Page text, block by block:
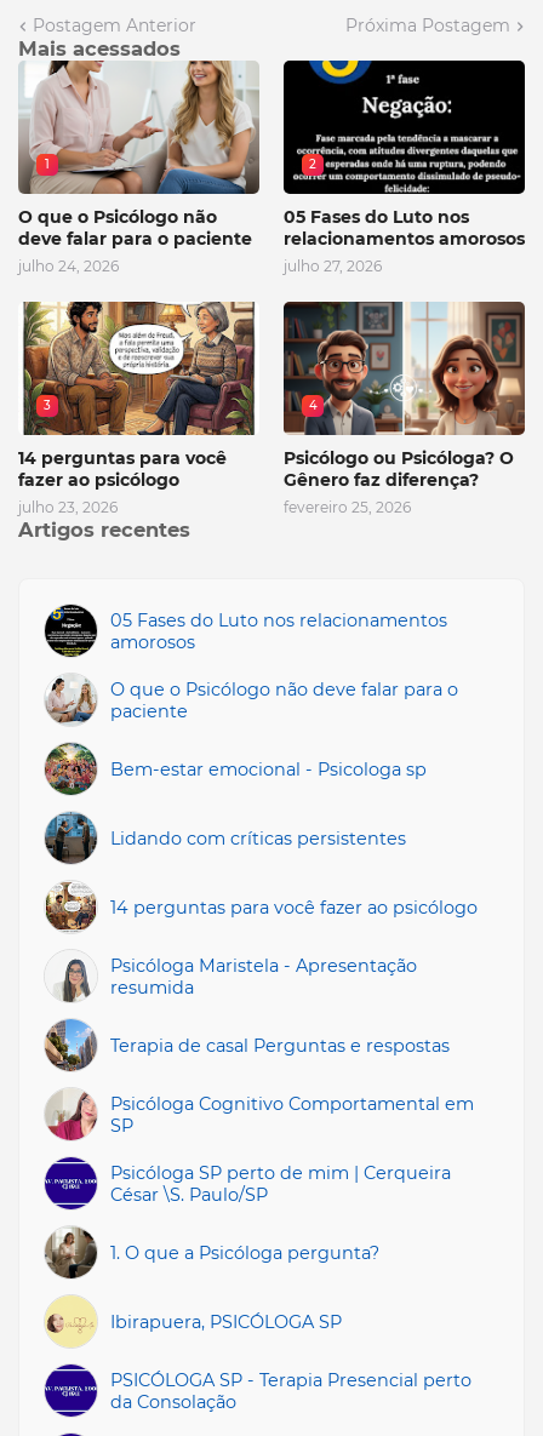
Postagem Anterior Próxima Postagem
Mais acessados
1
O que o Psicólogo não
deve falar para o paciente
julho 24, 2026
2
05 Fases do Luto nos
relacionamentos amorosos
julho 27, 2026
3
14 perguntas para você
fazer ao psicólogo
julho 23, 2026
4
Psicólogo ou Psicóloga? O
Gênero faz diferença?
fevereiro 25, 2026
Artigos recentes
05 Fases do Luto nos relacionamentos
amorosos
O que o Psicólogo não deve falar para o
paciente
Bem-estar emocional - Psicologa sp
Lidando com críticas persistentes
14 perguntas para você fazer ao psicólogo
Psicóloga Maristela - Apresentação
resumida
Terapia de casal Perguntas e respostas
Psicóloga Cognitivo Comportamental em
SP
Psicóloga SP perto de mim | Cerqueira
César \S. Paulo/SP
1. O que a Psicóloga pergunta?
Ibirapuera, PSICÓLOGA SP
PSICÓLOGA SP - Terapia Presencial perto
da Consolação